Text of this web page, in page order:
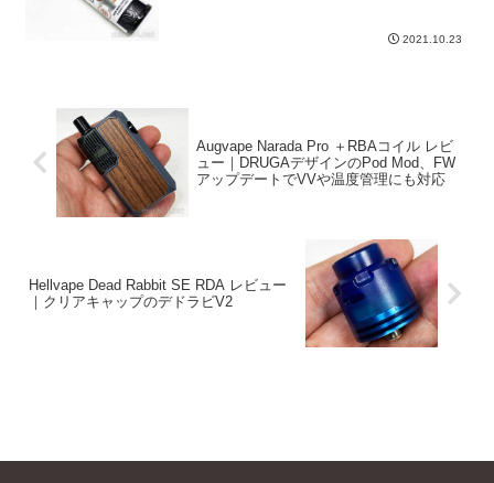
2021.10.23
Augvape Narada Pro ＋RBAコイル レビ
ュー｜DRUGAデザインのPod Mod、FW
アップデートでVVや温度管理にも対応
Hellvape Dead Rabbit SE RDA レビュー
｜クリアキャップのデドラビV2